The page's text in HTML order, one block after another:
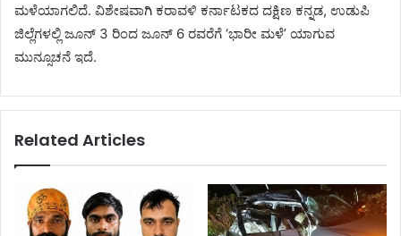
ಮಳೆಯಾಗಲಿದೆ. ವಿಶೇಷವಾಗಿ ಕರಾವಳಿ ಕರ್ನಾಟಕದ ದಕ್ಷಿಣ ಕನ್ನಡ, ಉಡುಪಿ
ಜಿಲ್ಲೆಗಳಲ್ಲಿ ಜೂನ್ 3 ರಿಂದ ಜೂನ್ 6 ರವರೆಗೆ ‘ಭಾರೀ ಮಳೆ’ ಯಾಗುವ
ಮುನ್ಸೂಚನೆ ಇದೆ.
Related Articles